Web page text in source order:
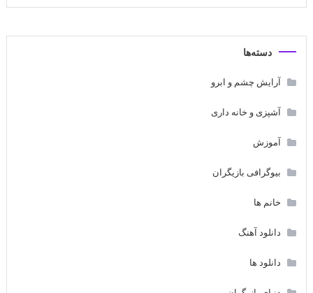
دسته‌ها
آرایش چشم و ابرو
آشپزی و خانه داری
آموزش
بیوگرافی بازیگران
خانم ها
دانلود آهنگ
دانلود ها